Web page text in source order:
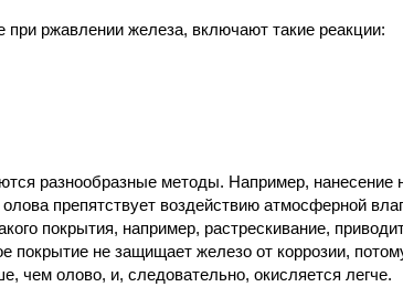
ржавлении железа, включают такие реакции:
разнообразные методы. Например, нанесение
препятствует воздействию атмосферной
покрытия, например, растрескивание,
покрытие не защищает железо от коррозии,
чем олово, и, следовательно, окисляется легче.